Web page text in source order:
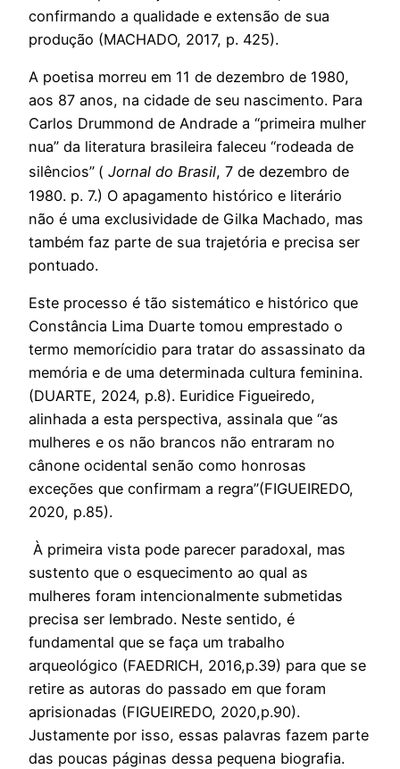
confirmando a qualidade e extensão de sua
produção (MACHADO, 2017, p. 425).
A poetisa morreu em 11 de dezembro de 1980,
aos 87 anos, na cidade de seu nascimento. Para
Carlos Drummond de Andrade a “primeira mulher
nua” da literatura brasileira faleceu “rodeada de
silêncios” ( Jornal do Brasil, 7 de dezembro de
1980. p. 7.) O apagamento histórico e literário
não é uma exclusividade de Gilka Machado, mas
também faz parte de sua trajetória e precisa ser
pontuado.
Este processo é tão sistemático e histórico que
Constância Lima Duarte tomou emprestado o
termo memorícidio para tratar do assassinato da
memória e de uma determinada cultura feminina.
(DUARTE, 2024, p.8). Euridice Figueiredo,
alinhada a esta perspectiva, assinala que “as
mulheres e os não brancos não entraram no
cânone ocidental senão como honrosas
exceções que confirmam a regra”(FIGUEIREDO,
2020, p.85).
À primeira vista pode parecer paradoxal, mas
sustento que o esquecimento ao qual as
mulheres foram intencionalmente submetidas
precisa ser lembrado. Neste sentido, é
fundamental que se faça um trabalho
arqueológico (FAEDRICH, 2016,p.39) para que se
retire as autoras do passado em que foram
aprisionadas (FIGUEIREDO, 2020,p.90).
Justamente por isso, essas palavras fazem parte
das poucas páginas dessa pequena biografia.